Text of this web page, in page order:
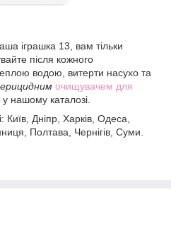
іграшка 13, вам тільки
після кожного
водою, витерти насухо та
очищувачем для
нашому каталозі.
Київ, Дніпр, Харків, Одеса,
Полтава, Чернігів, Суми.